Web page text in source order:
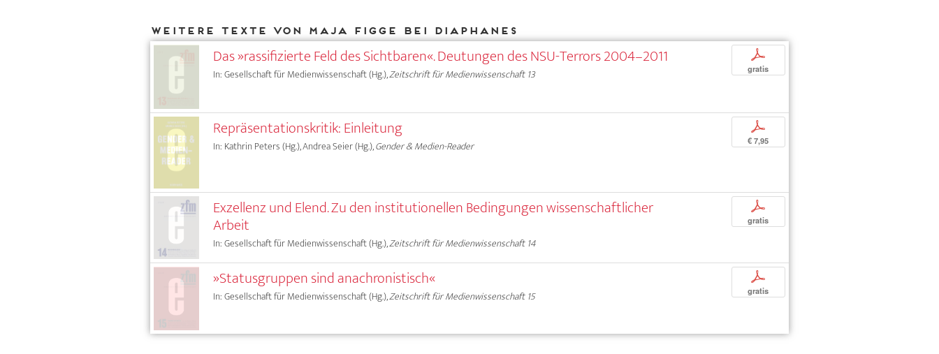
Weitere Texte von Maja Figge bei DIAPHANES
Das »rassifizierte Feld des Sichtbaren«. Deutungen des NSU-Terrors 2004–2011
In: Gesellschaft für Medienwissenschaft (Hg.),Zeitschrift für Medienwissenschaft 13
p
gratis
Repräsentationskritik: Einleitung
In: Kathrin Peters (Hg.), Andrea Seier (Hg.),Gender & Medien-Reader
p
€ 7,95
Exzellenz und Elend. Zu den institutionellen Bedingungen wissenschaftlicher
Arbeit
In: Gesellschaft für Medienwissenschaft (Hg.),Zeitschrift für Medienwissenschaft 14
p
gratis
»Statusgruppen sind anachronistisch«
In: Gesellschaft für Medienwissenschaft (Hg.),Zeitschrift für Medienwissenschaft 15
p
gratis